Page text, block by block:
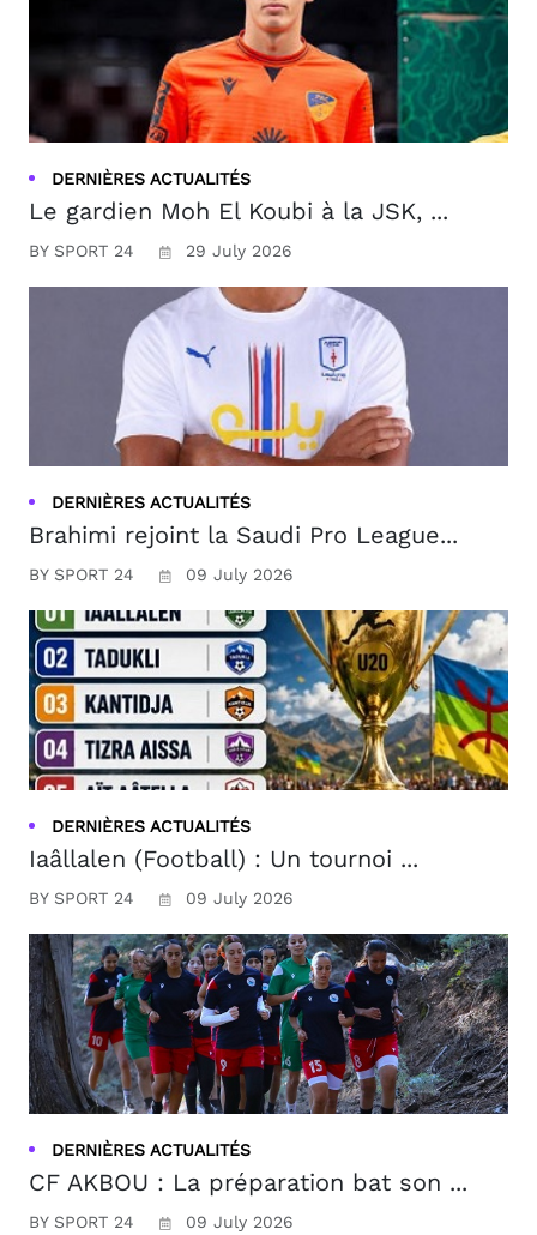
DERNIÈRES ACTUALITÉS
Le gardien Moh El Koubi à la JSK, ...
BY SPORT 24 29 July 2026
DERNIÈRES ACTUALITÉS
Brahimi rejoint la Saudi Pro League...
BY SPORT 24 09 July 2026
DERNIÈRES ACTUALITÉS
Iaâllalen (Football) : Un tournoi ...
BY SPORT 24 09 July 2026
DERNIÈRES ACTUALITÉS
CF AKBOU : La préparation bat son ...
BY SPORT 24 09 July 2026